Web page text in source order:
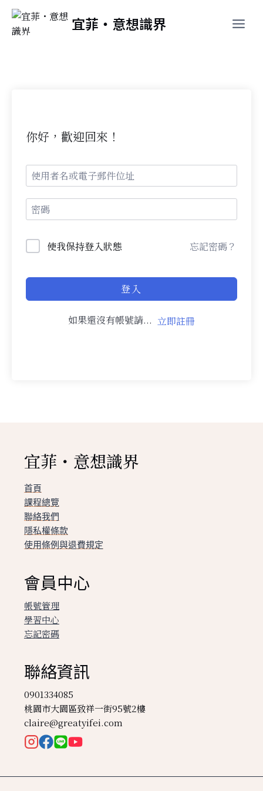
宜菲・意想識界
你好，歡迎回來！
使我保持登入狀態 忘記密碼？
登入
如果還沒有帳號請... 立即註冊
宜菲・意想識界
首頁
課程總覽
聯絡我們
隱私權條款
使用條例與退費規定
會員中心
帳號管理
學習中心
忘記密碼
聯絡資訊
0901334085
桃園市大園區致祥一街95號2樓
claire@greatyifei.com